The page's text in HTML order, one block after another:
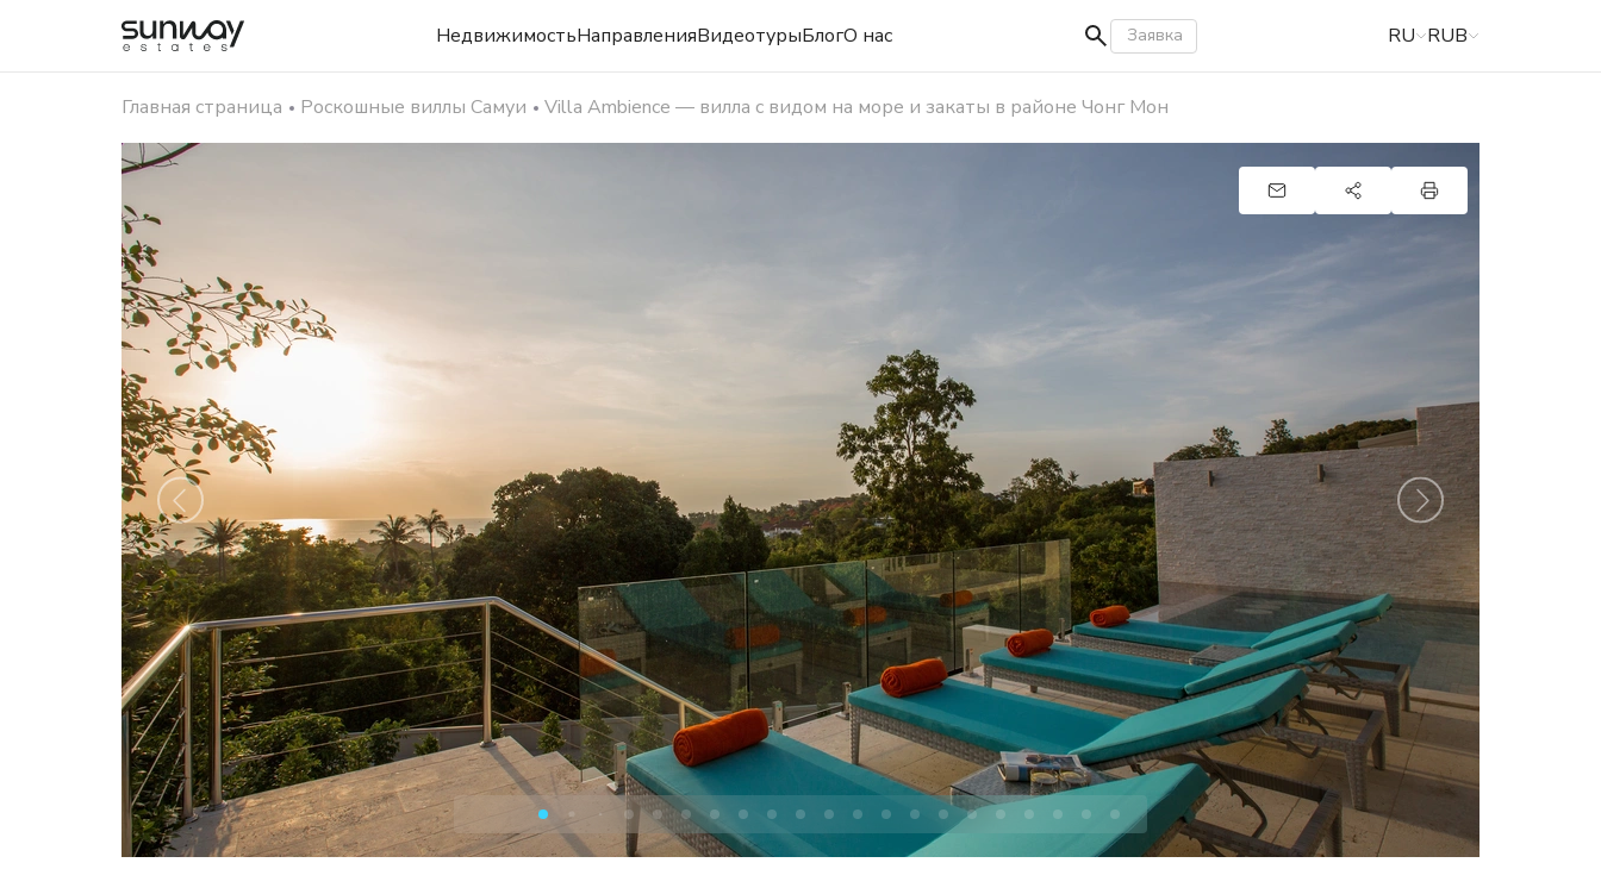
НедвижимостьНаправленияВидеотурыБлогО нас Заявка RU RUB
Главная страница Роскошные виллы Самуи Villa Ambience — вилла с видом на море и закаты в районе Чонг Мон